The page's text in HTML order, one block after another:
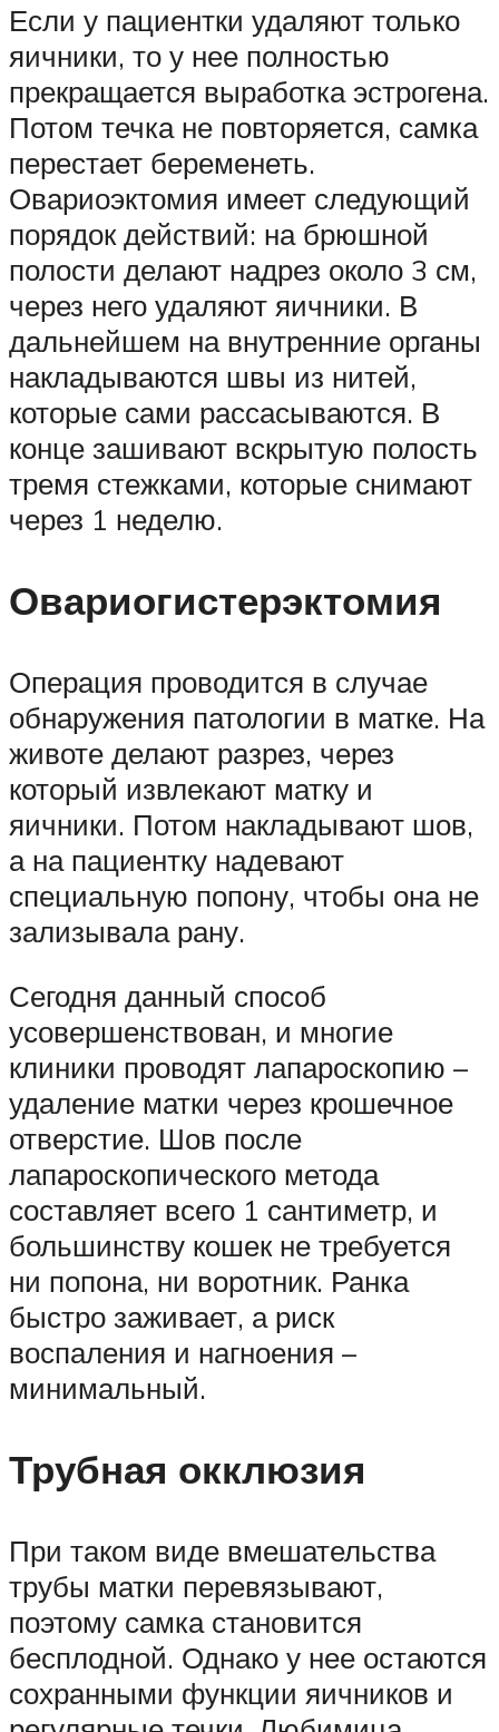
Если у пациентки удаляют только
яичники, то у нее полностью
прекращается выработка эстрогена.
Потом течка не повторяется, самка
перестает беременеть.
Овариоэктомия имеет следующий
порядок действий: на брюшной
полости делают надрез около 3 см,
через него удаляют яичники. В
дальнейшем на внутренние органы
накладываются швы из нитей,
которые сами рассасываются. В
конце зашивают вскрытую полость
тремя стежками, которые снимают
через 1 неделю.
Овариогистерэктомия
Операция проводится в случае
обнаружения патологии в матке. На
животе делают разрез, через
который извлекают матку и
яичники. Потом накладывают шов,
а на пациентку надевают
специальную попону, чтобы она не
зализывала рану.
Сегодня данный способ
усовершенствован, и многие
клиники проводят лапароскопию –
удаление матки через крошечное
отверстие. Шов после
лапароскопического метода
составляет всего 1 сантиметр, и
большинству кошек не требуется
ни попона, ни воротник. Ранка
быстро заживает, а риск
воспаления и нагноения –
минимальный.
Трубная окклюзия
При таком виде вмешательства
трубы матки перевязывают,
поэтому самка становится
бесплодной. Однако у нее остаются
сохранными функции яичников и